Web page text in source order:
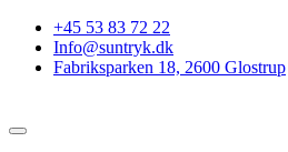
Skip
content
+45 53 83 72 22
Info@suntryk.dk
Fabriksparken 18, 2600 Glostrup